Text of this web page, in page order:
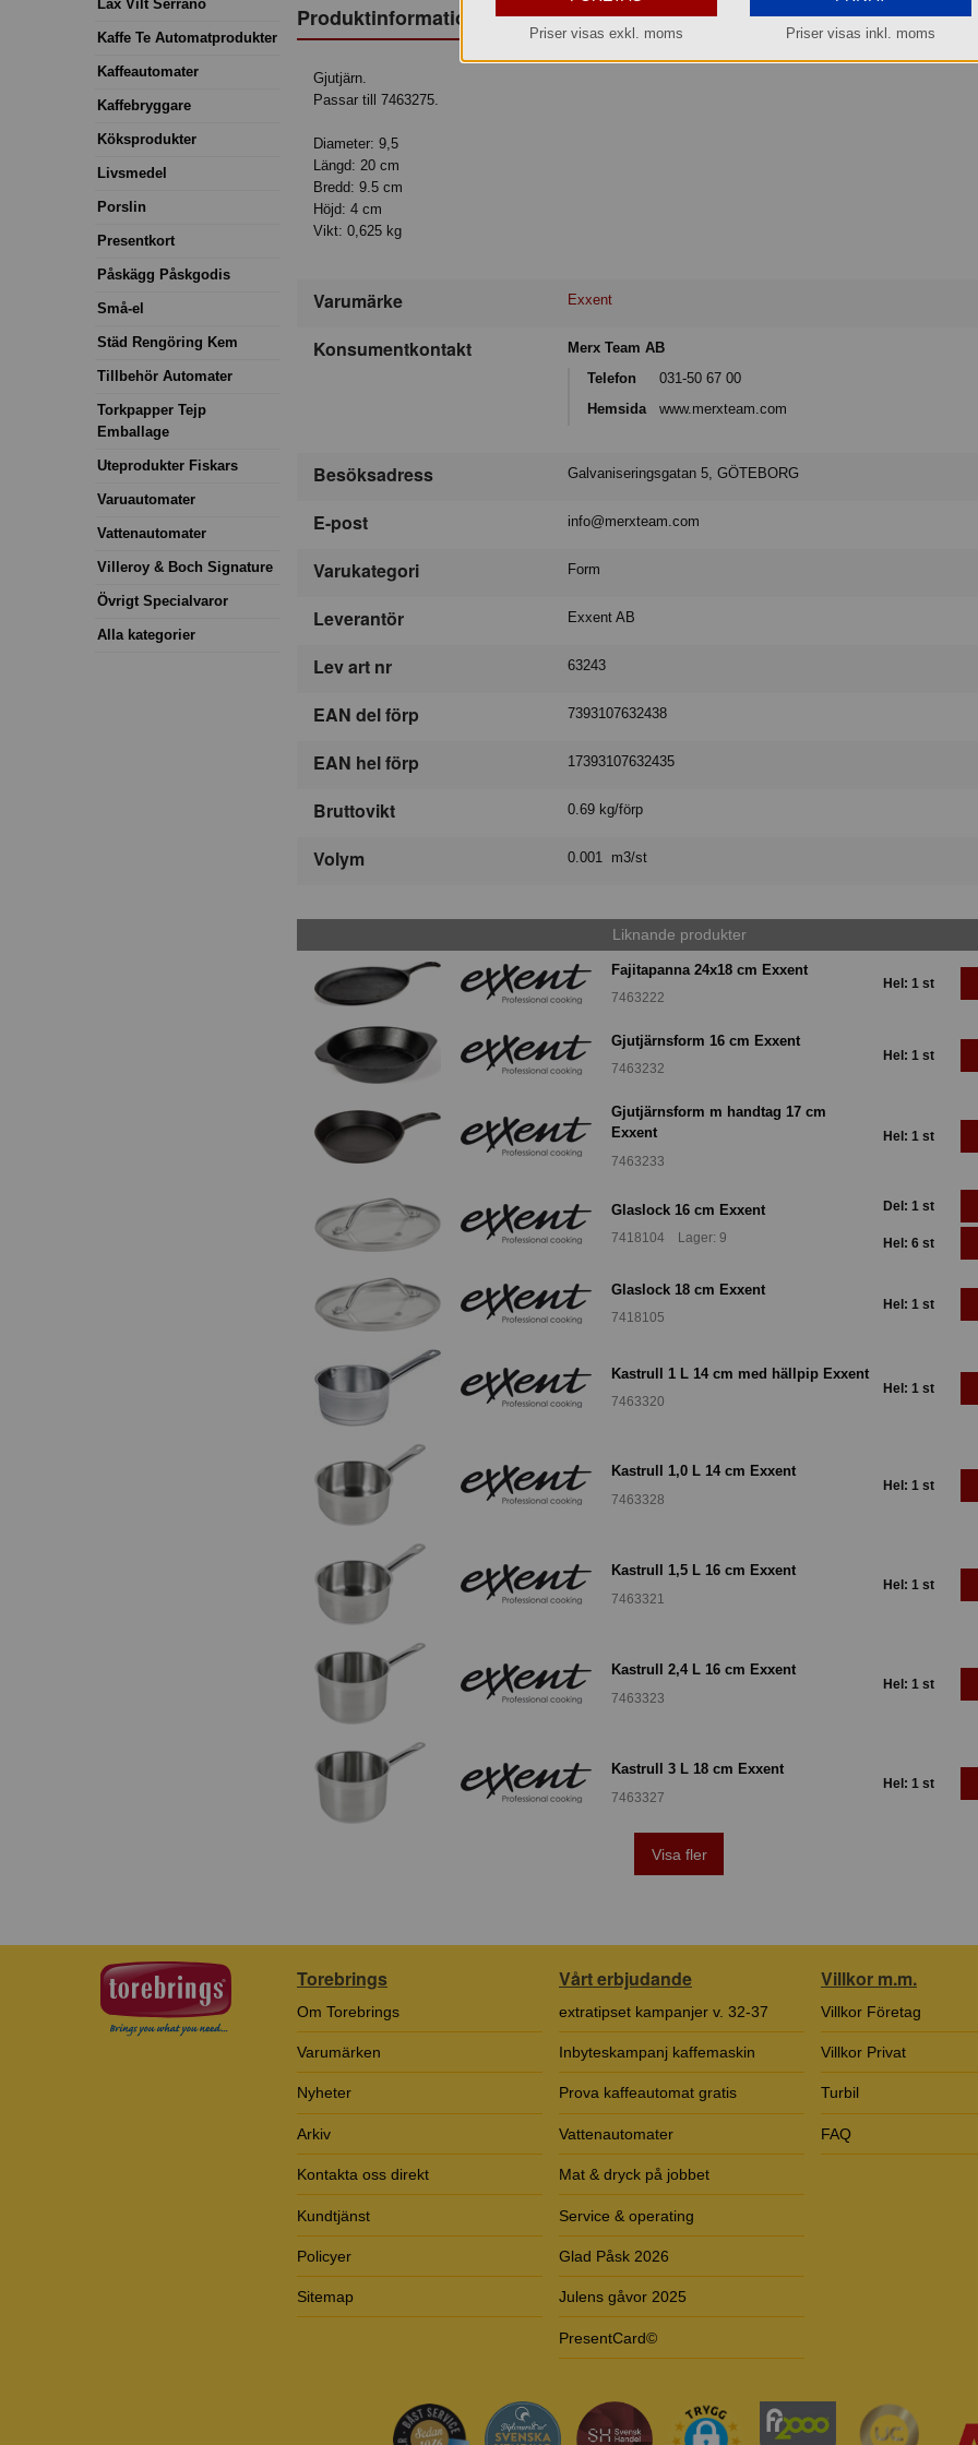
Lax Vilt Serrano
Kaffe Te Automatprodukter
Kaffeautomater
Kaffebryggare
Köksprodukter
Livsmedel
Porslin
Presentkort
Påskägg Påskgodis
Små-el
Städ Rengöring Kem
Tillbehör Automater
Torkpapper Tejp
Emballage
Uteprodukter Fiskars
Varuautomater
Vattenautomater
Villeroy & Boch Signature
Övrigt Specialvaror
Alla kategorier
Produktinformation
Gjutjärn.
Passar till 7463275.
Diameter: 9,5
Längd: 20 cm
Bredd: 9.5 cm
Höjd: 4 cm
Vikt: 0,625 kg
Varumärke Exxent
Konsumentkontakt
Merx Team AB
Telefon
031-50 67 00
Hemsida
www.merxteam.com
Besöksadress Galvaniseringsgatan 5, GÖTEBORG
E-post info@merxteam.com
Varukategori Form
Leverantör Exxent AB
Lev art nr 63243
EAN del förp 7393107632438
EAN hel förp 17393107632435
Bruttovikt 0.69 kg/förp
Volym 0.001 m3/st
Liknande produkter
Fajitapanna 24x18 cm Exxent
7463222
Hel: 1 st
Gjutjärnsform 16 cm Exxent
7463232
Hel: 1 st
Gjutjärnsform m handtag 17 cm
Exxent
7463233
Hel: 1 st
Glaslock 16 cm Exxent
7418104 Lager: 9
Del: 1 st
Hel: 6 st
Glaslock 18 cm Exxent
7418105
Hel: 1 st
Kastrull 1 L 14 cm med hällpip Exxent
7463320
Hel: 1 st
Kastrull 1,0 L 14 cm Exxent
7463328
Hel: 1 st
Kastrull 1,5 L 16 cm Exxent
7463321
Hel: 1 st
Kastrull 2,4 L 16 cm Exxent
7463323
Hel: 1 st
Kastrull 3 L 18 cm Exxent
7463327
Hel: 1 st
Visa fler
Torebrings
Om Torebrings
Varumärken
Nyheter
Arkiv
Kontakta oss direkt
Kundtjänst
Policyer
Sitemap
Vårt erbjudande
extratipset kampanjer v. 32-37
Inbyteskampanj kaffemaskin
Prova kaffeautomat gratis
Vattenautomater
Mat & dryck på jobbet
Service & operating
Glad Påsk 2026
Julens gåvor 2025
PresentCard©
Villkor m.m.
Villkor Företag
Villkor Privat
Turbil
FAQ
Priser visas exkl. moms Priser visas inkl. moms